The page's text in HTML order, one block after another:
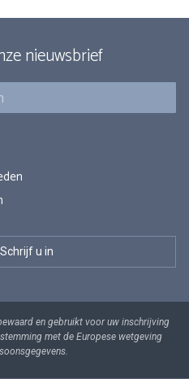
nieuwsbrief
en gebruikt voor uw inschrijving
met de Europese wetgeving